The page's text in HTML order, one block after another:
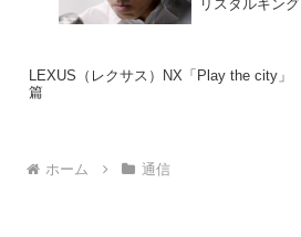
リスタルキング
LEXUS（レクサス）NX「Play the city」
篇
ホーム 通信